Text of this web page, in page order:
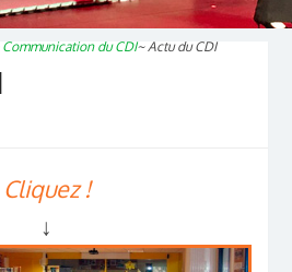
Communication du CDI~ Actu du CDI
Cliquez !
↓